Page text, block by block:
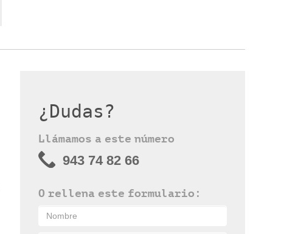
¿Dudas?
Llámamos a este número
943 74 82 66
O rellena este formulario: